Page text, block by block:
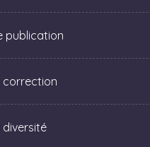
publication
correction
diversité